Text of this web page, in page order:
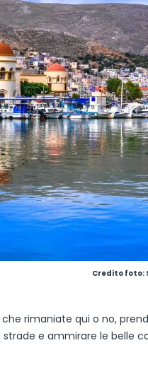
Credito foto:
che rimaniate qui o no,
e ammirare le belle